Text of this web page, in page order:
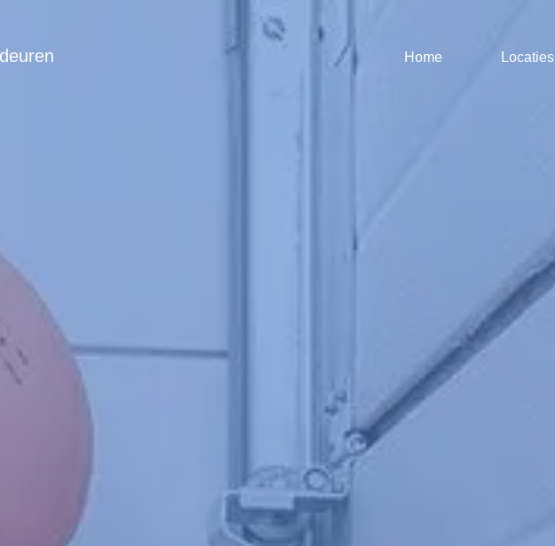
Home Locaties